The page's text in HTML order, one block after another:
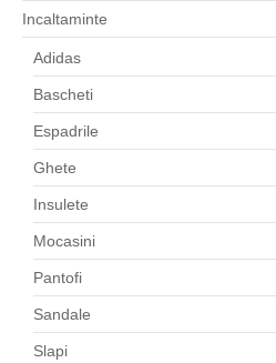
Incaltaminte
Adidas
Bascheti
Espadrile
Ghete
Insulete
Mocasini
Pantofi
Sandale
Slapi